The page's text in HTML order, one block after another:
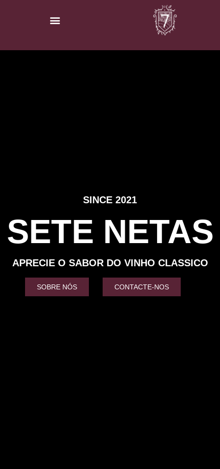
SINCE 2021
SETE NETAS
APRECIE O SABOR DO VINHO CLASSICO
SOBRE NÓS CONTACTE-NOS